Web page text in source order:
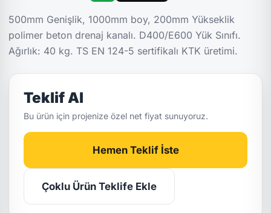
500mm Genişlik, 1000mm boy, 200mm Yükseklik
polimer beton drenaj kanalı. D400/E600 Yük Sınıfı.
Ağırlık: 40 kg. TS EN 124-5 sertifikalı KTK üretimi.
Teklif Al
Bu ürün için projenize özel net fiyat sunuyoruz.
Hemen Teklif İste
Çoklu Ürün Teklife Ekle